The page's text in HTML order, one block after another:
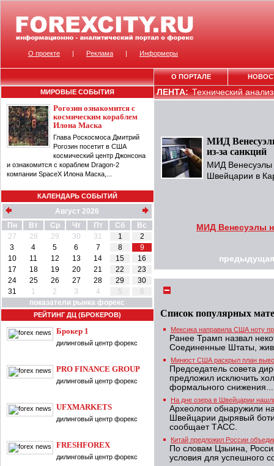
МИРОВЫЕ СОБЫТИЯ
Рогозин ознакомится с
космическим кораблем
Илона Маска
Глава Роскосмоса Дмитрий
Рогозин посетит в США
космический центр Джонсона
и ознакомится с кораблем Dragon-2
компании SpaceX Илона Маска,...
КАЛЕНДАРЬ СОБЫТИЙ
Август 2026
Пн
Вт Ср Чт Пт Сб
Вс
27
28 29 30 31 1
2
3
4 5 6 7 8
9
10
11 12 13 14 15
16
17
18 19 20 21 22
23
24
25 26 27 28 29
30
31
1 2 3 4 5
6
показатели рынка форекс
РЕЙТИНГ ДЦ (БРОКЕРОВ)
Брокер 1
дилинговый центр форекс
PRO FINANCE GROUP
дилинговый центр форекс
UFXMARKETS
дилинговый центр форекс
FRESHFOREX
дилинговый центр форекс
ЛЕНТА:Технический
МИД
из-за санкций
МИД Венесуэлы
Швейцарии в
МИД Венесуэлы
предыдущая
Список популярных
Мексика направила США ноту
Ранее Трамп назвал
Соединенные Штаты,
Минюст США раскрыл план
Председатель совета
предложил исключить
формального снижения...
На дне озера в Швейцарии
Археологи обнаружили
Швейцарии дырявый
сообщает ТАСС.
Китай предложил России
По словам Цзыина,
условия для успешного
О проекте | Реклама | Информеры
О ПОРТАЛЕ